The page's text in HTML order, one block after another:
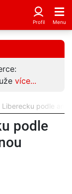
více...
Liberecku podle
podle